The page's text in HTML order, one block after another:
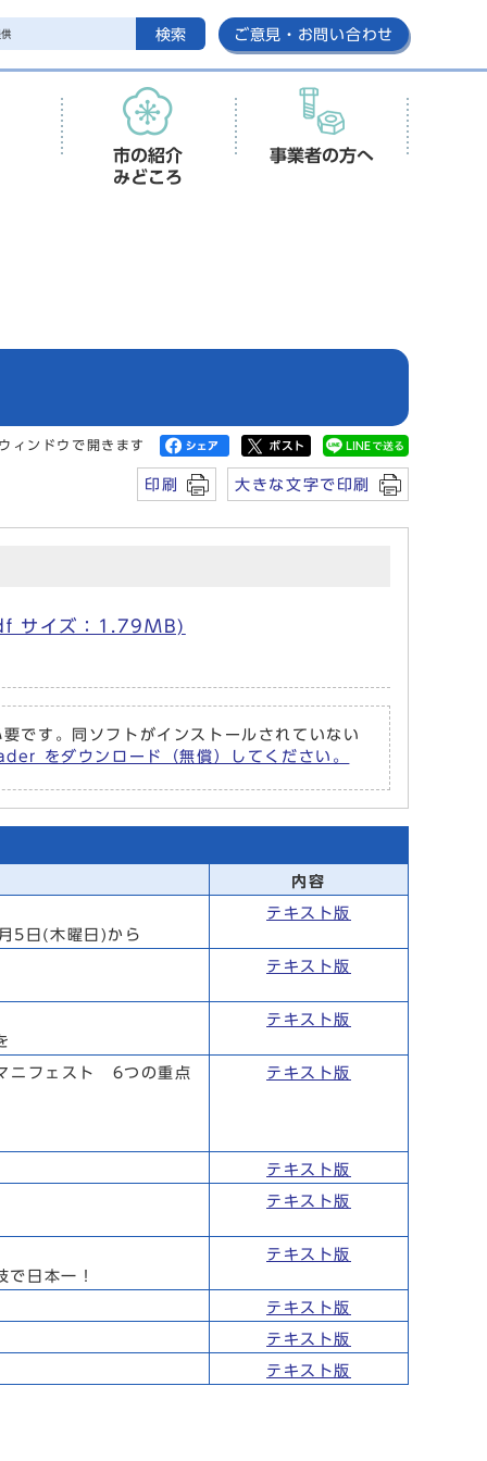
検索 ご意見・お問い合わせ
市の紹介
みどころ
事業者の方へ
ィンドウで開きます
印刷 大きな文字で印刷
サイズ：1.79MB)
す。同ソフトがインストールされていない
をダウンロード（無償）してください。
内容
5日(木曜日)から
テキスト版
テキスト版
テキスト版
ニフェスト 6つの重点 テキスト版
テキスト版
テキスト版
日本一！
テキスト版
テキスト版
テキスト版
テキスト版